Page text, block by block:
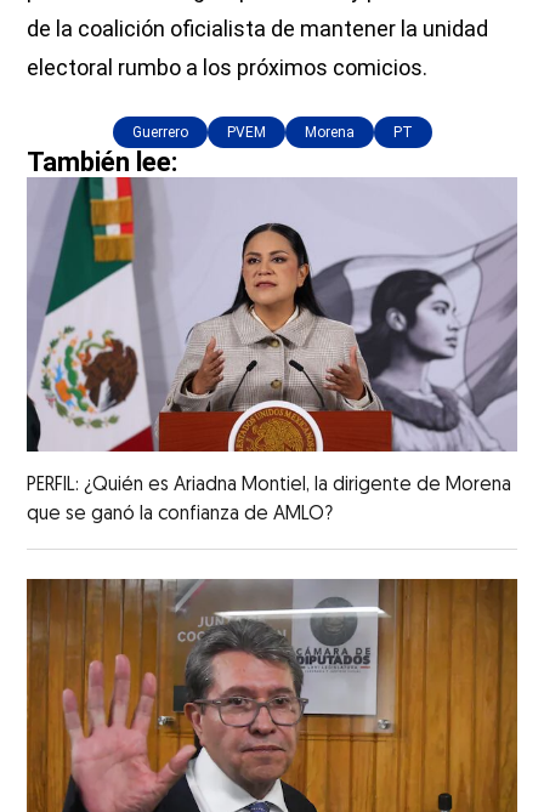
de la coalición oficialista de mantener la unidad
electoral rumbo a los próximos comicios.
Guerrero PVEM Morena PT
También lee:
PERFIL: ¿Quién es Ariadna Montiel, la dirigente de Morena
que se ganó la confianza de AMLO?